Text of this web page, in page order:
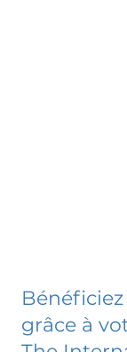
grâce à